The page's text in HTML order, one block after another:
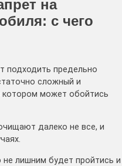
на
с чего
подходить предельно
сложный и
котором может обойтись
далеко не все, и
лишним будет пройтись и